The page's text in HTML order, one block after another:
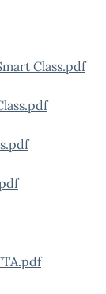
Class.pdf